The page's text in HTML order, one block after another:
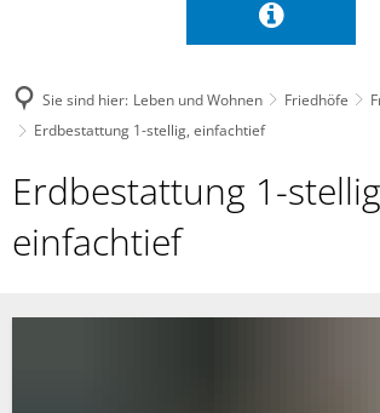
Sie sind hier: Leben und Wohnen Friedhöfe
Erdbestattung 1-stellig, einfachtief
Erdbestattung
1-
einfachtief
Erdbestattung 1-
einfachtief